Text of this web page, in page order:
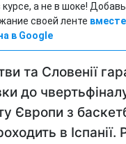
курсе, а не в шоке! Добавь
своей ленте
в Google
та Словенії
до
Європи з
в Іспанії.